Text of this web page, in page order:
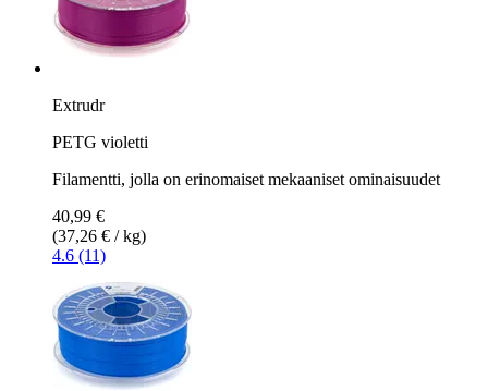
Extrudr
PETG violetti
Filamentti, jolla on erinomaiset mekaaniset ominaisuudet
40,99 €
(37,26 € / kg)
4.6 (11)